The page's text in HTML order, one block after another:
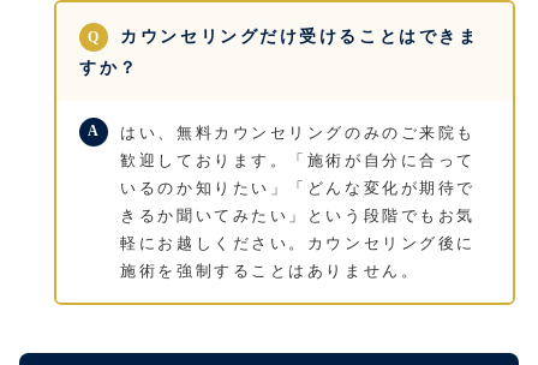
カウンセリングだけ受けることはできま
すか？
はい、無料カウンセリングのみのご来院も
歓迎しております。「施術が自分に合って
いるのか知りたい」「どんな変化が期待で
きるか聞いてみたい」という段階でもお気
軽にお越しください。カウンセリング後に
施術を強制することはありません。